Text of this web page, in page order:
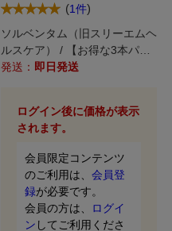
ンポジットレジン プラス
トリプルパック
(1件)
ソルベンタム（旧スリーエムヘ
ルスケア） / 【お得な3本パッ
ク！】エルゴノミクスを考慮し
上しました。
発送： 即日発送
ログイン後に価格が表示
されます。
会員限定コンテンツ
のご利用は、 会員登
録が必要です。
会員の方は、
ログイ
ン してご利用くださ